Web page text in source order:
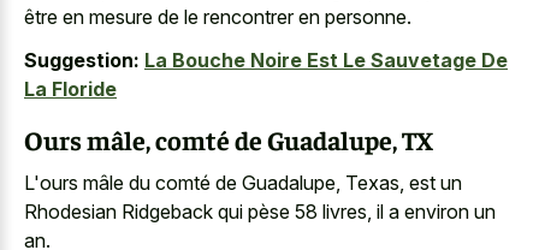
être en mesure de le rencontrer en personne.
Suggestion: La Bouche Noire Est Le Sauvetage De
La Floride
Ours mâle, comté de Guadalupe, TX
L'ours mâle du comté de Guadalupe, Texas, est un
Rhodesian Ridgeback qui pèse 58 livres, il a environ un
an.